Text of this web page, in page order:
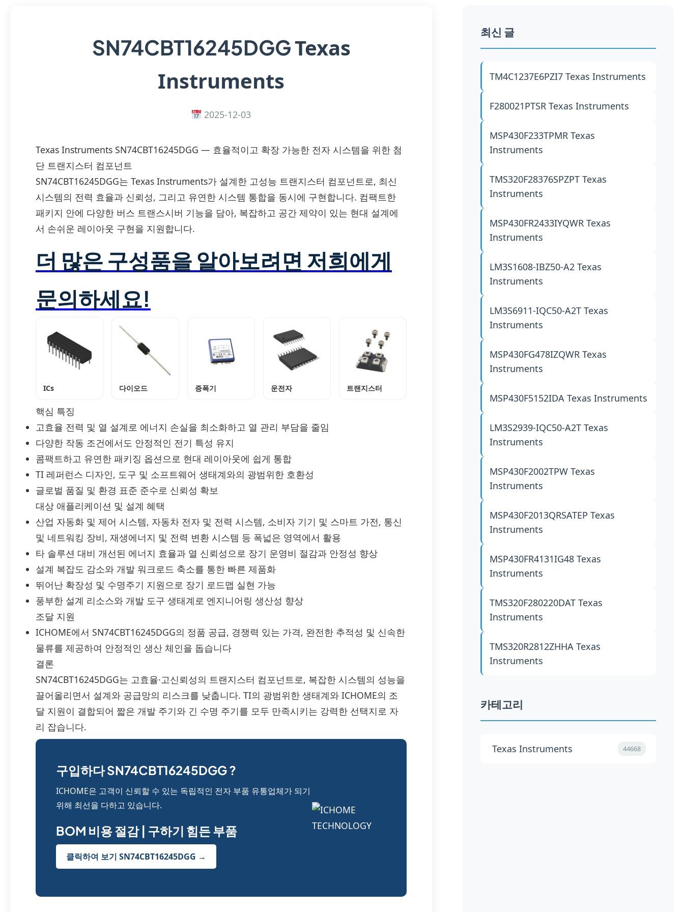
SN74CBT16245DGGTexas
Instruments
2025-12-03
Texas Instruments SN74CBT16245DGG — 효율적이고 확장 가능한 전자 시스템을 위한 첨
단 트랜지스터 컴포넌트
SN74CBT16245DGG는 Texas Instruments가 설계한 고성능 트랜지스터 컴포넌트로, 최신
시스템의 전력 효율과 신뢰성, 그리고 유연한 시스템 통합을 동시에 구현합니다. 컴팩트한
패키지 안에 다양한 버스 트랜스시버 기능을 담아, 복잡하고 공간 제약이 있는 현대 설계에
서 손쉬운 레이아웃 구현을 지원합니다.
더 많은 구성품을 알아보려면 저희에게
문의하세요!
ICs 다이오드 증폭기 운전자 트랜지스터
핵심 특징
고효율 전력 및 열 설계로 에너지 손실을 최소화하고 열 관리 부담을 줄임
다양한 작동 조건에서도 안정적인 전기 특성 유지
콤팩트하고 유연한 패키징 옵션으로 현대 레이아웃에 쉽게 통합
TI 레퍼런스 디자인, 도구 및 소프트웨어 생태계와의 광범위한 호환성
글로벌 품질 및 환경 표준 준수로 신뢰성 확보
대상 애플리케이션 및 설계 혜택
산업 자동화 및 제어 시스템, 자동차 전자 및 전력 시스템, 소비자 기기 및 스마트 가전, 통신
및 네트워킹 장비, 재생에너지 및 전력 변환 시스템 등 폭넓은 영역에서 활용
타 솔루션 대비 개선된 에너지 효율과 열 신뢰성으로 장기 운영비 절감과 안정성 향상
설계 복잡도 감소와 개발 워크로드 축소를 통한 빠른 제품화
뛰어난 확장성 및 수명주기 지원으로 장기 로드맵 실현 가능
풍부한 설계 리소스와 개발 도구 생태계로 엔지니어링 생산성 향상
조달 지원
ICHOME에서 SN74CBT16245DGG의 정품 공급, 경쟁력 있는 가격, 완전한 추적성 및 신속한
물류를 제공하여 안정적인 생산 체인을 돕습니다
결론
SN74CBT16245DGG는 고효율·고신뢰성의 트랜지스터 컴포넌트로, 복잡한 시스템의 성능을
끌어올리면서 설계와 공급망의 리스크를 낮춥니다. TI의 광범위한 생태계와 ICHOME의 조
달 지원이 결합되어 짧은 개발 주기와 긴 수명 주기를 모두 만족시키는 강력한 선택지로 자
리 잡습니다.
구입하다 SN74CBT16245DGG ?
ICHOME은 고객이 신뢰할 수 있는 독립적인 전자 부품 유통업체가 되기
위해 최선을 다하고 있습니다.
BOM 비용 절감 | 구하기 힘든 부품
클릭하여 보기 SN74CBT16245DGG →
최신 글
TM4C1237E6PZI7Texas Instruments
F280021PTSRTexas Instruments
MSP430F233TPMRTexas
Instruments
TMS320F28376SPZPTTexas
Instruments
MSP430FR2433IYQWRTexas
Instruments
LM3S1608-IBZ50-A2Texas
Instruments
LM3S6911-IQC50-A2TTexas
Instruments
MSP430FG478IZQWRTexas
Instruments
MSP430F5152IDATexas Instruments
LM3S2939-IQC50-A2TTexas
Instruments
MSP430F2002TPWTexas
Instruments
MSP430F2013QRSATEPTexas
Instruments
MSP430FR4131IG48Texas
Instruments
TMS320F280220DATTexas
Instruments
TMS320R2812ZHHATexas
Instruments
카테고리
Texas Instruments 44668